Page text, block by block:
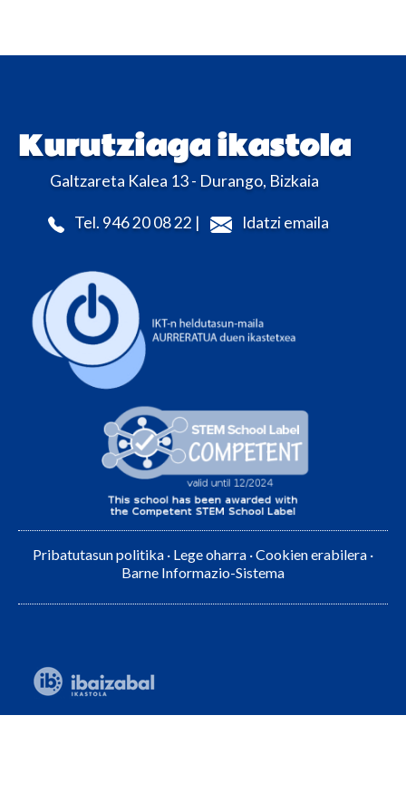
Kurutziaga ikastola
Galtzareta Kalea 13 - Durango, Bizkaia
Tel. 946 20 08 22 | Idatzi emaila
Pribatutasun politika · Lege oharra ·Cookien erabilera ·
Barne Informazio-Sistema